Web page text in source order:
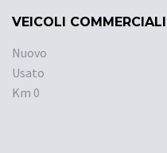
VEICOLI COMMERCIALI
Nuovo
Usato
Km 0